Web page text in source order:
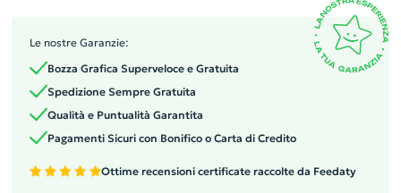
Le nostre Garanzie:
Bozza Grafica Superveloce e Gratuita
Spedizione Sempre Gratuita
Qualità e Puntualità Garantita
Pagamenti Sicuri con Bonifico o Carta di Credito
Ottime recensioni certificate raccolte da Feedaty